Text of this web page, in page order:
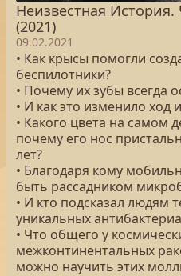
Неизвестная
(2021)
09.02.2021
• Как крысы помогли
беспилотники?
• Почему их зубы всегда
• И как это изменило ход
• Какого цвета на самом
почему его нос
лет?
• Благодаря кому
быть рассадником
• И кто подсказал людям
уникальных
• Что общего у
межконтинентальных
можно научить этих